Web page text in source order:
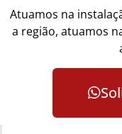
Atuamos na
a região, atuamos